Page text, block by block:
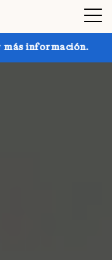
¡Consigue hasta